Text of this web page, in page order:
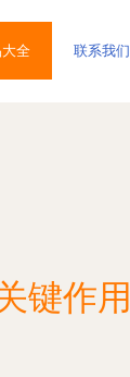
全 联系我们
键作用